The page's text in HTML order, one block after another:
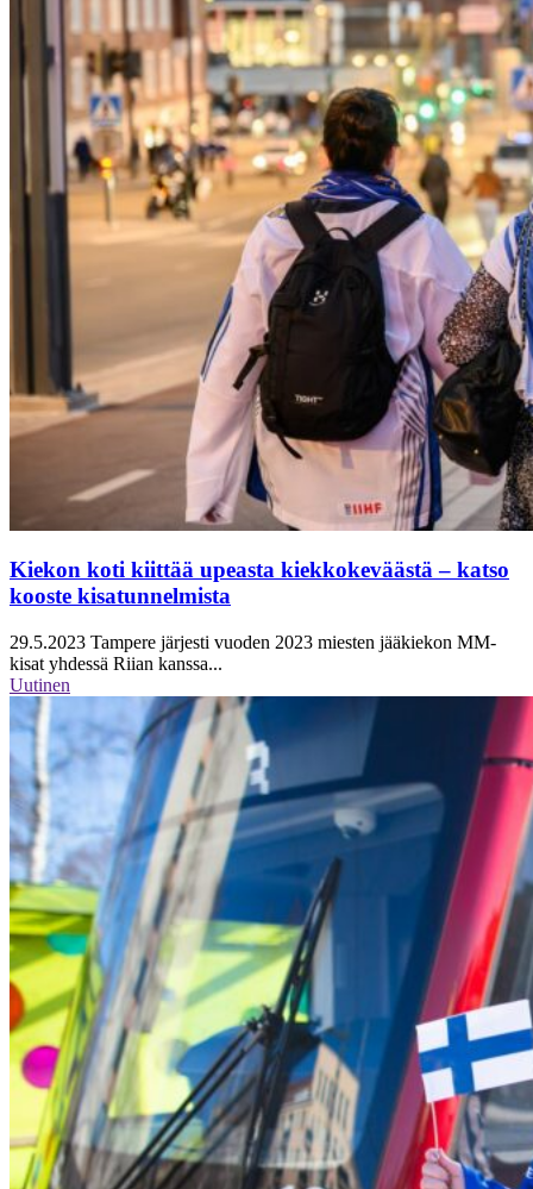
Kiekon koti kiittää upeasta kiekkokeväästä – katso
kooste kisatunnelmista
29.5.2023 Tampere järjesti vuoden 2023 miesten jääkiekon MM-
kisat yhdessä Riian kanssa...
Uutinen